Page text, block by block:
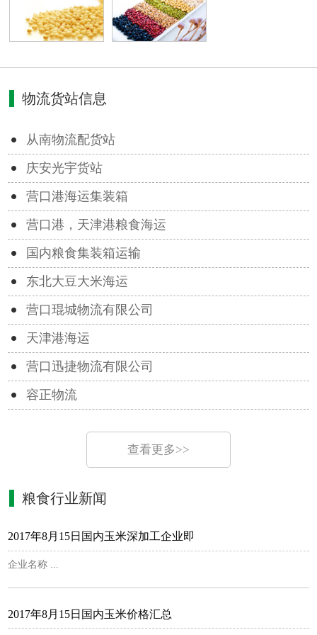
物流货站信息
从南物流配货站
庆安光宇货站
营口港海运集装箱
营口港，天津港粮食海运
国内粮食集装箱运输
东北大豆大米海运
营口琨城物流有限公司
天津港海运
营口迅捷物流有限公司
容正物流
查看更多>>
粮食行业新闻
2017年8月15日国内玉米深加工企业即
企业名称 ...
2017年8月15日国内玉米价格汇总